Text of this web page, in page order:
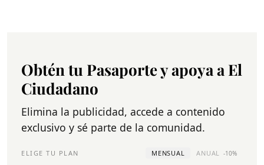
Obtén tu Pasaporte y apoya a El
Ciudadano
Elimina la publicidad, accede a contenido
exclusivo y sé parte de la comunidad.
ELIGE TU PLAN MENSUAL ANUAL -10%